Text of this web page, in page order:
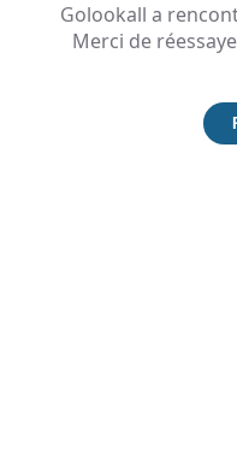
Golookall a
Merci de